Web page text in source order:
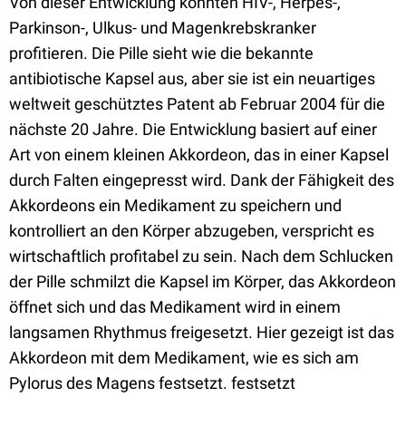
Parkinson-, Ulkus- und Magenkrebskranker
profitieren. Die Pille sieht wie die bekannte
antibiotische Kapsel aus, aber sie ist ein neuartiges
weltweit geschütztes Patent ab Februar 2004 für die
nächste 20 Jahre. Die Entwicklung basiert auf einer
Art von einem kleinen Akkordeon, das in einer Kapsel
durch Falten eingepresst wird. Dank der Fähigkeit des
Akkordeons ein Medikament zu speichern und
kontrolliert an den Körper abzugeben, verspricht es
wirtschaftlich profitabel zu sein. Nach dem Schlucken
der Pille schmilzt die Kapsel im Körper, das Akkordeon
öffnet sich und das Medikament wird in einem
langsamen Rhythmus freigesetzt. Hier gezeigt ist das
Akkordeon mit dem Medikament, wie es sich am
Pylorus des Magens festsetzt. festsetzt